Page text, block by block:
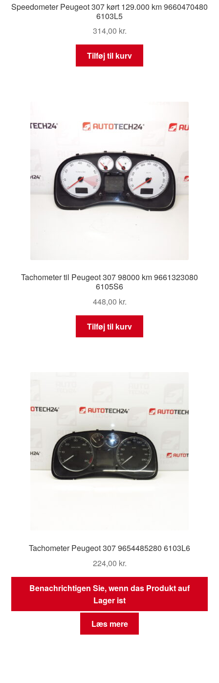
Speedometer Peugeot 307 kørt 129.000 km 9660470480
6103L5
314,00 kr.
Tilføj til kurv
Tachometer til Peugeot 307 98000 km 9661323080
6105S6
448,00 kr.
Tilføj til kurv
Tachometer Peugeot 307 9654485280 6103L6
224,00 kr.
Benachrichtigen Sie, wenn das Produkt auf
Lager ist
Læs mere